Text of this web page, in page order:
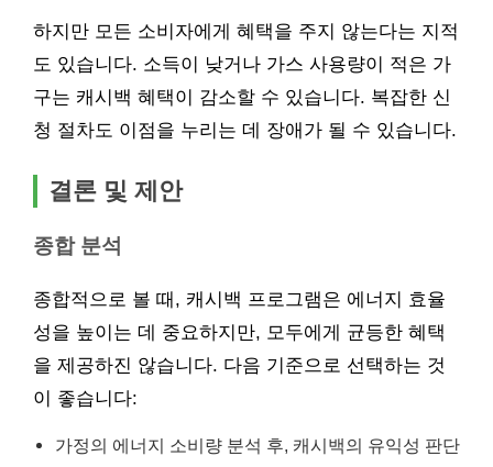
하지만 모든 소비자에게 혜택을 주지 않는다는 지적
도 있습니다. 소득이 낮거나 가스 사용량이 적은 가
구는 캐시백 혜택이 감소할 수 있습니다. 복잡한 신
청 절차도 이점을 누리는 데 장애가 될 수 있습니다.
결론 및 제안
종합 분석
종합적으로 볼 때, 캐시백 프로그램은 에너지 효율
성을 높이는 데 중요하지만, 모두에게 균등한 혜택
을 제공하진 않습니다. 다음 기준으로 선택하는 것
이 좋습니다:
가정의 에너지 소비량 분석 후, 캐시백의 유익성 판단